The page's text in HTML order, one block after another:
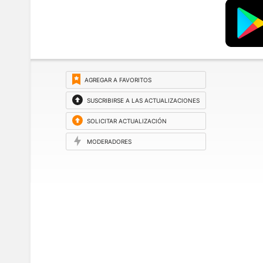
AGREGAR A FAVORITOS
SUSCRIBIRSE A LAS ACTUALIZACIONES
SOLICITAR ACTUALIZACIÓN
MODERADORES